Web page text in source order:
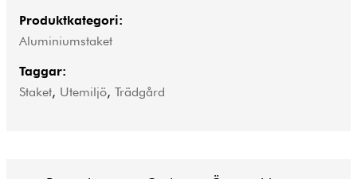
Produktkategori:
Aluminiumstaket
Taggar:
Staket, Utemiljö, Trädgård